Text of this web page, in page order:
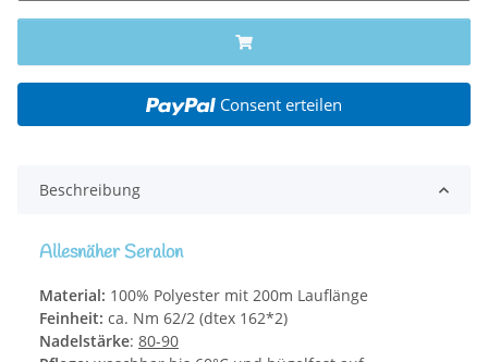
Consent erteilen
Beschreibung
Allesnäher Seralon
Material: 100% Polyester mit 200m Lauflänge
Feinheit: ca. Nm 62/2 (dtex 162*2)
Nadelstärke: 80-90